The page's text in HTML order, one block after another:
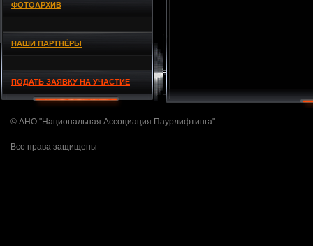
ФОТОАРХИВ
НАШИ ПАРТНЁРЫ
ПОДАТЬ ЗАЯВКУ НА УЧАСТИЕ
© АНО "Национальная Ассоциация Паурлифтинга"
Все права защищены